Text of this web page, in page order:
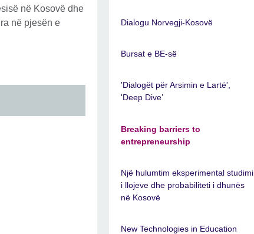
në Kosovë dhe
në pjesën e
Dialogu Norvegji-Kosovë
Bursat e BE-së
'Dialogët për Arsimin e Lartë',
'Deep Dive’
Breaking barriers to
entrepreneurship
Një hulumtim eksperimental studimi
i llojeve dhe probabiliteti i dhunës
në Kosovë
New Technologies in Education